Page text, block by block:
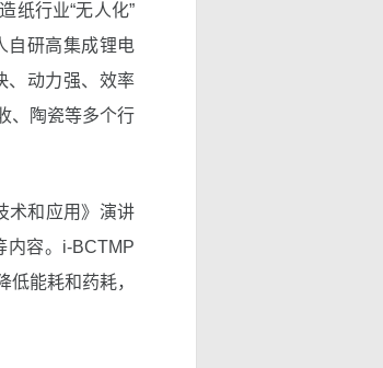
纸行业“无人化”
自研高集成锂电
、动力强、效率
、陶瓷等多个行
术和应用》演讲
内容。i-BCTMP
能耗和药耗，